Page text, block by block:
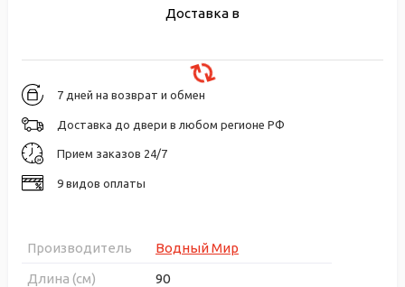
Доставка в
7 дней на возврат и обмен
Доставка до двери в любом регионе РФ
Прием заказов 24/7
9 видов оплаты
Производитель
Водный Мир
Длина (см)
90